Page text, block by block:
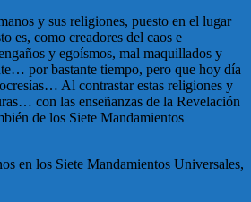
y sus religiones, puesto en el lugar
es, como creadores del caos e
y egoísmos, mal maquillados y
por bastante tiempo, pero que hoy día
Al contrastar estas religiones y
con las enseñanzas de la Revelación
de los Siete Mandamientos
en los Siete Mandamientos Universales,